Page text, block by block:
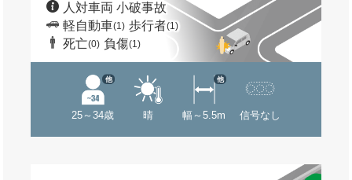
人対車両 小破事故
軽自動車(1) 歩行者(1)
死亡(0) 負傷(1)
25～34歳
他
晴 幅～5.5m
他
信号なし